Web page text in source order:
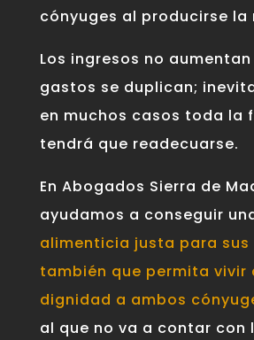
cónyuges al producirse la
Los ingresos no
gastos se duplican;
en muchos casos toda la
tendrá que readecuarse.
En Abogados Sierra de
ayudamos a conseguir
alimenticia justa para sus
también que permita vivir
dignidad a ambos
al que no va a contar con